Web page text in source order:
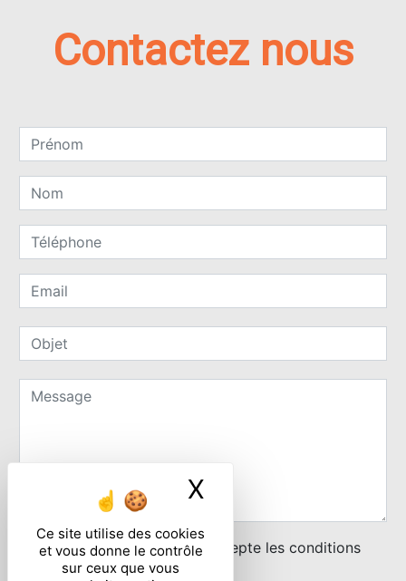
Ce site utilise des cookies
et vous donne le contrôle
sur ceux que vous
X
Contactez nous
En cochant cette case, j'accepte les conditions
particulières ci-dessous **